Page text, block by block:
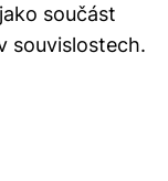
součást
souvislostech.